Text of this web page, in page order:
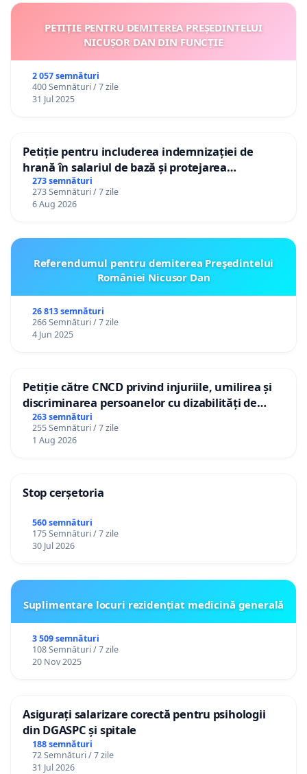
PETIȚIE PENTRU DEMITEREA PREȘEDINTELUI
NICUȘOR DAN DIN FUNCȚIE
2 057 semnături
400 Semnături / 7 zile
31 Jul 2025
Petiție pentru includerea indemnizației de
hrană în salariul de bază și protejarea
gradațiilor de vechime pentru asistenții
personali
273 semnături
273 Semnături / 7 zile
6 Aug 2026
Referendumul pentru demiterea Preşedintelui
României Nicusor Dan
26 813 semnături
266 Semnături / 7 zile
4 Jun 2025
Petiție către CNCD privind injuriile, umilirea și
discriminarea persoanelor cu dizabilități de
către utilizatorul TikTok „Gorici”
263 semnături
255 Semnături / 7 zile
1 Aug 2026
Stop cerșetoria
560 semnături
175 Semnături / 7 zile
30 Jul 2026
Suplimentare locuri rezidențiat medicină generală
3 509 semnături
108 Semnături / 7 zile
20 Nov 2025
Asigurați salarizare corectă pentru psihologii
din DGASPC și spitale
188 semnături
72 Semnături / 7 zile
31 Jul 2026